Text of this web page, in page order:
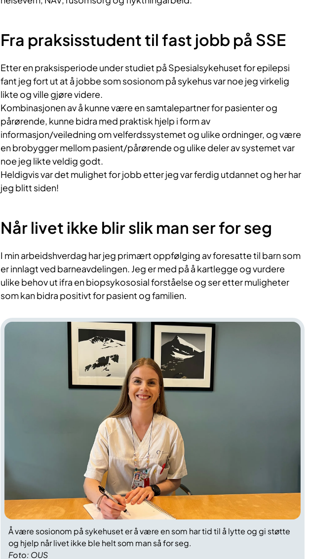
Fra praksisstudent til fast jobb på SSE
Etter en praksisperiode under studiet på Spesialsykehuset for epilepsi
fant jeg fort ut at å jobbe som sosionom på sykehus var noe jeg virkelig
likte og ville gjøre videre.
Kombinasjonen av å kunne være en samtalepartner for pasienter og
pårørende, kunne bidra med praktisk hjelp i form av
informasjon/veiledning om velferdssystemet og ulike ordninger, og være
en brobygger mellom pasient/pårørende og ulike deler av systemet var
noe jeg likte veldig godt.
Heldigvis var det mulighet for jobb etter jeg var ferdig utdannet og her har
jeg blitt siden!
Når livet ikke blir slik man ser for seg
I min arbeidshverdag har jeg primært oppfølging av foresatte til barn som
er innlagt ved barneavdelingen. Jeg er med på å kartlegge og vurdere
ulike behov ut ifra en biopsykososial forståelse og ser etter muligheter
som kan bidra positivt for pasient og familien.
Foto: OUS
Å være sosionom på sykehuset er å være en som har tid til å lytte og gi støtte
og hjelp når livet ikke ble helt som man så for seg.